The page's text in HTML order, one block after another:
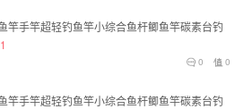
竿手竿超轻钓鱼竿小综合鱼杆鲫鱼竿碳素台钓
0
0
竿手竿超轻钓鱼竿小综合鱼杆鲫鱼竿碳素台钓